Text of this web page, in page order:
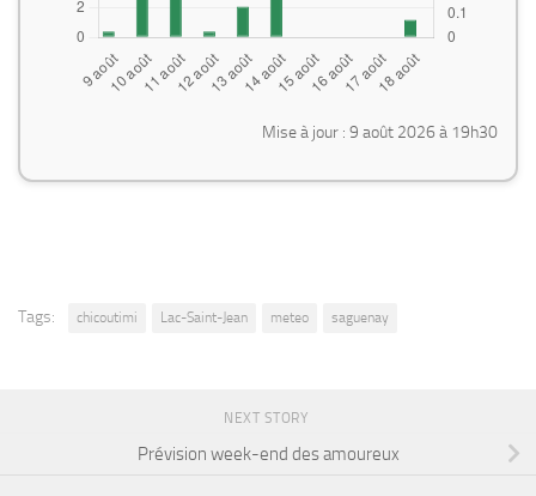
Mise à jour : 9 août 2026 à 19h30
Tags: chicoutimi Lac-Saint-Jean meteo saguenay
NEXT STORY
Prévision week-end des amoureux